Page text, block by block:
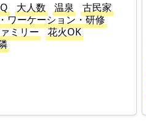
大人数 温泉
古民家
ワーケーション・研修
ミリー
花火OK